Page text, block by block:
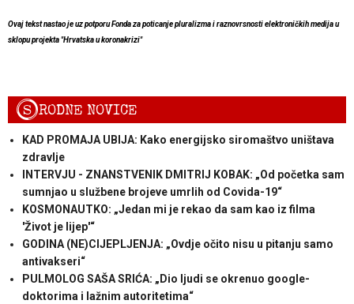
Ovaj tekst nastao je uz potporu Fonda za poticanje pluralizma i raznovrsnosti elektroničkih medija u
sklopu projekta "Hrvatska u koronakrizi"
SRODNE NOVICE
KAD PROMAJA UBIJA: Kako energijsko siromaštvo uništava
zdravlje
INTERVJU - ZNANSTVENIK DMITRIJ KOBAK: „Od početka sam
sumnjao u službene brojeve umrlih od Covida-19“
KOSMONAUTKO: „Jedan mi je rekao da sam kao iz filma
'Život je lijep'“
GODINA (NE)CIJEPLJENJA: „Ovdje očito nisu u pitanju samo
antivakseri“
PULMOLOG SAŠA SRIĆA: „Dio ljudi se okrenuo google-
doktorima i lažnim autoritetima“